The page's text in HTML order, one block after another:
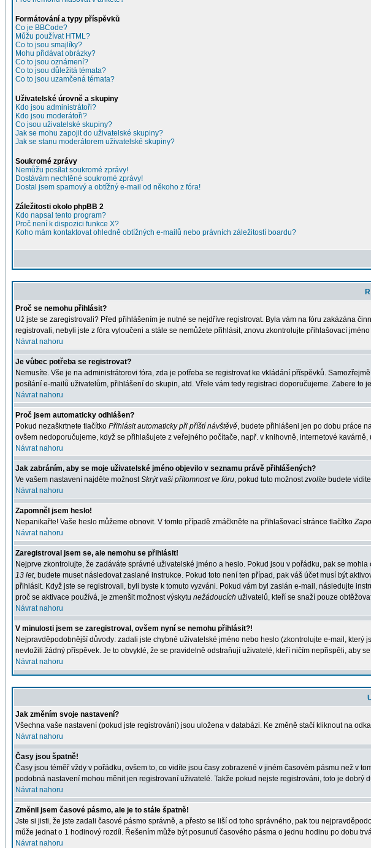
Formátování a typy příspěvků
Co je BBCode?
Můžu používat HTML?
Co to jsou smajlíky?
Mohu přidávat obrázky?
Co to jsou oznámení?
Co to jsou důležitá témata?
Co to jsou uzamčená témata?
Uživatelské úrovně a skupiny
Kdo jsou administrátoři?
Kdo jsou moderátoři?
Co jsou uživatelské skupiny?
Jak se mohu zapojit do uživatelské skupiny?
Jak se stanu moderátorem uživatelské skupiny?
Soukromé zprávy
Nemůžu posílat soukromé zprávy!
Dostávám nechtěné soukromé zprávy!
Dostal jsem spamový a obtížný e-mail od někoho z fóra!
Záležitosti okolo phpBB 2
Kdo napsal tento program?
Proč není k dispozici funkce X?
Koho mám kontaktovat ohledně obtížných e-mailů nebo právních záležitostí boardu?
Proč se nemohu přihlásit?
Už jste se zaregistrovali? Před přihlášením je nutné se nejdříve registrovat. Byla vám na fóru zakázána
registrovali, nebyli jste z fóra vyloučeni a stále se nemůžete přihlásit, znovu zkontrolujte přihlašovací
Návrat nahoru
Je vůbec potřeba se registrovat?
Nemusíte. Vše je na administrátorovi fóra, zda je potřeba se registrovat ke vkládání příspěvků.
posílání e-mailů uživatelům, přihlášení do skupin, atd. Vřele vám tedy registraci doporučujeme. Zabere to
Návrat nahoru
Proč jsem automaticky odhlášen?
Pokud nezaškrtnete tlačítko Přihlásit automaticky při příští návštěvě, budete přihlášeni jen po dobu práce
ovšem nedoporučujeme, když se přihlašujete z veřejného počítače, např. v knihovně, internetové kavárně,
Návrat nahoru
Jak zabráním, aby se moje uživatelské jméno objevilo v seznamu právě přihlášených?
Ve vašem nastavení najděte možnostSkrýt vaši přítomnost ve fóru, pokud tuto možnostzvolíte budete
Návrat nahoru
Zapomněl jsem heslo!
Nepanikařte! Vaše heslo můžeme obnovit. V tomto případě zmáčkněte na přihlašovací stránce tlačítko
Návrat nahoru
Zaregistroval jsem se, ale nemohu se přihlásit!
Nejprve zkontrolujte, že zadáváte správné uživatelské jméno a heslo. Pokud jsou v pořádku, pak se
13 let, budete muset následovat zaslané instrukce. Pokud toto není ten případ, pak váš účet musí být
přihlásit. Když jste se registrovali, byli byste k tomuto vyzváni. Pokud vám byl zaslán e-mail, následujte
proč se aktivace používá, je zmenšit možnost výskytu nežádoucích uživatelů, kteří se snaží pouze
Návrat nahoru
V minulosti jsem se zaregistroval, ovšem nyní se nemohu přihlásit?!
Nejpravděpodobnější důvody: zadali jste chybné uživatelské jméno nebo heslo (zkontrolujte e-mail,
nevložili žádný příspěvek. Je to obvyklé, že se pravidelně odstraňují uživatelé, kteří ničím nepřispěli, aby
Návrat nahoru
Jak změním svoje nastavení?
Všechna vaše nastavení (pokud jste registrováni) jsou uložena v databázi. Ke změně stačí kliknout na
Návrat nahoru
Časy jsou špatně!
Časy jsou téměř vždy v pořádku, ovšem to, co vidíte jsou časy zobrazené v jiném časovém pásmu než v
podobná nastavení mohou měnit jen registrovaní uživatelé. Takže pokud nejste registrováni, toto je dobrý
Návrat nahoru
Změnil jsem časové pásmo, ale je to stále špatně!
Jste si jisti, že jste zadali časové pásmo správně, a přesto se liší od toho správného, pak tou
může jednat o 1 hodinový rozdíl. Řešením může být posunutí časového pásma o jednu hodinu po dobu
Návrat nahoru